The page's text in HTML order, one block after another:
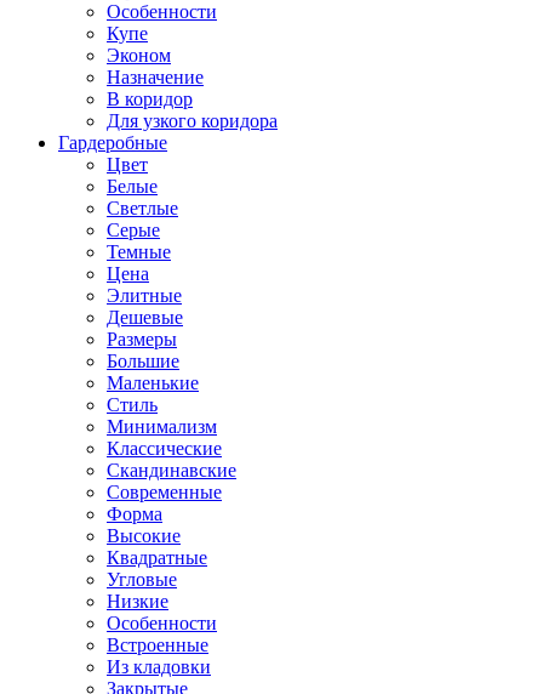
Особенности
Купе
Эконом
Назначение
В коридор
Для узкого коридора
Гардеробные
Цвет
Белые
Светлые
Серые
Темные
Цена
Элитные
Дешевые
Размеры
Большие
Маленькие
Стиль
Минимализм
Классические
Скандинавские
Современные
Форма
Высокие
Квадратные
Угловые
Низкие
Особенности
Встроенные
Из кладовки
Закрытые